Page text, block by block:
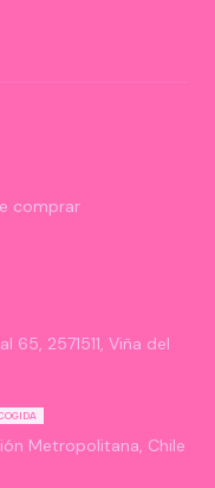
comprar
65, 2571511, Viña del
Metropolitana, Chile